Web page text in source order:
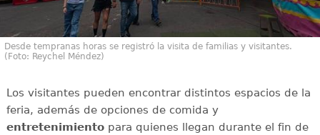
Desde tempranas horas se registró la visita de familias y visitantes.
(Foto: Reychel Méndez)
Los visitantes pueden encontrar distintos espacios de la
feria, además de opciones de comida y
entretenimientopara quienes llegan durante el fin de